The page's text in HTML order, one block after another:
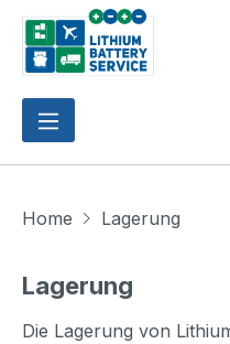
Zum Hauptinhalt springen
Home Lagerung
Lagerung
Die Lagerung von